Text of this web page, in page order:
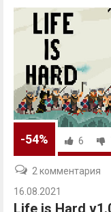
-54% 6
2 комментария
16.08.2021
Life is Hard